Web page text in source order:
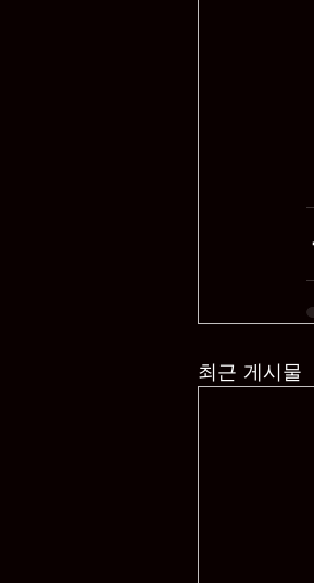
최근 게시물